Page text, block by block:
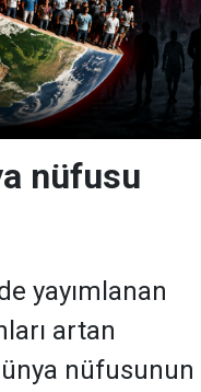
nüfusu
yayımlanan
artan
nüfusunun